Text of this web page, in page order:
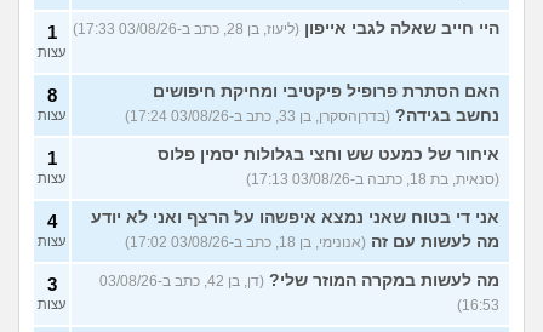
היי חייב שאלה לגבי אייפון (ליעוז, בן 28, כתב ב-03/08/26 17:33) 1
עצות
האם הסתרת פרופיל פיקטיבי ומחיקת חיפושים
נחשב בגידה? (בדרןהסקרן, בן 33, כתב ב-03/08/26 17:24)
8
עצות
איחור של כמעט שש וחצי בגלולות יסמין פלוס
(סנאית, בת 18, כתבה ב-03/08/26 17:13)
1
עצות
אני די בטוח שאני נמצא איפשהו על הרצף ואני לא יודע
מה לעשות עם זה (אנונימי, בן 18, כתב ב-03/08/26 17:02)
4
עצות
מה לעשות במקרה המוזר שלי?
(דן, בן 42, כתב ב-03/08/26
16:53)
3
עצות